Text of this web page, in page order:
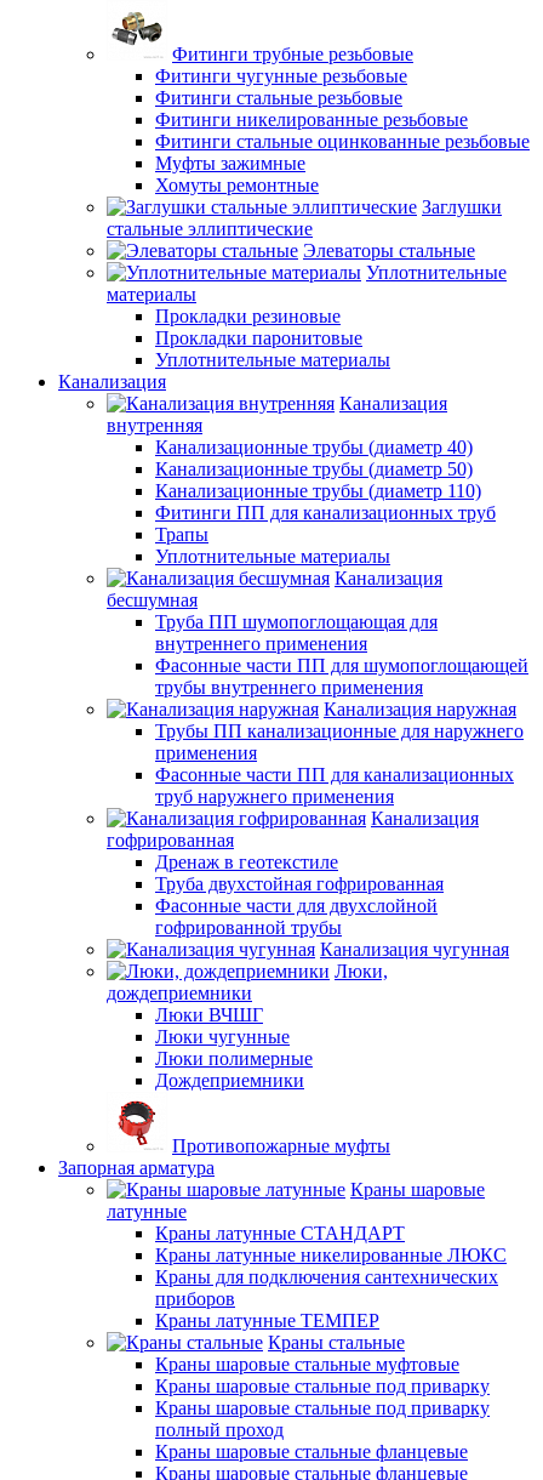
Фитинги трубные резьбовые
Фитинги чугунные резьбовые
Фитинги стальные резьбовые
Фитинги никелированные резьбовые
Фитинги стальные оцинкованные резьбовые
Муфты зажимные
Хомуты ремонтные
Заглушки
стальные эллиптические
Элеваторы стальные
Уплотнительные
материалы
Прокладки резиновые
Прокладки паронитовые
Уплотнительные материалы
Канализация
Канализация
внутренняя
Канализационные трубы (диаметр 40)
Канализационные трубы (диаметр 50)
Канализационные трубы (диаметр 110)
Фитинги ПП для канализационных труб
Трапы
Уплотнительные материалы
Канализация
бесшумная
Труба ПП шумопоглощающая для
внутреннего применения
Фасонные части ПП для шумопоглощающей
трубы внутреннего применения
Канализация наружная
Трубы ПП канализационные для наружнего
применения
Фасонные части ПП для канализационных
труб наружнего применения
Канализация
гофрированная
Дренаж в геотекстиле
Труба двухстойная гофрированная
Фасонные части для двухслойной
гофрированной трубы
Канализация чугунная
Люки,
дождеприемники
Люки ВЧШГ
Люки чугунные
Люки полимерные
Дождеприемники
Противопожарные муфты
Запорная арматура
Краны шаровые
латунные
Краны латунные СТАНДАРТ
Краны латунные никелированные ЛЮКС
Краны для подключения сантехнических
приборов
Краны латунные ТЕМПЕР
Краны стальные
Краны шаровые стальные муфтовые
Краны шаровые стальные под приварку
Краны шаровые стальные под приварку
полный проход
Краны шаровые стальные фланцевые
Краны шаровые стальные фланцевые